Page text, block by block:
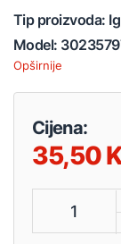
Tip proizvoda:
Model:
Opširnije
Cijena:
35,50
1